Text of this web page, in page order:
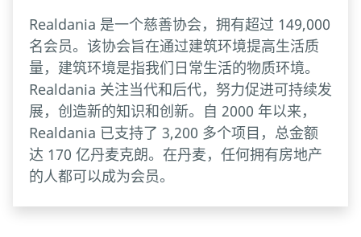
Realdania 是一个慈善协会，拥有超过 149,000
名会员。该协会旨在通过建筑环境提高生活质
量，建筑环境是指我们日常生活的物质环境。
Realdania 关注当代和后代，努力促进可持续发
展，创造新的知识和创新。自 2000 年以来，
Realdania 已支持了 3,200 多个项目，总金额
达 170 亿丹麦克朗。在丹麦，任何拥有房地产
的人都可以成为会员。